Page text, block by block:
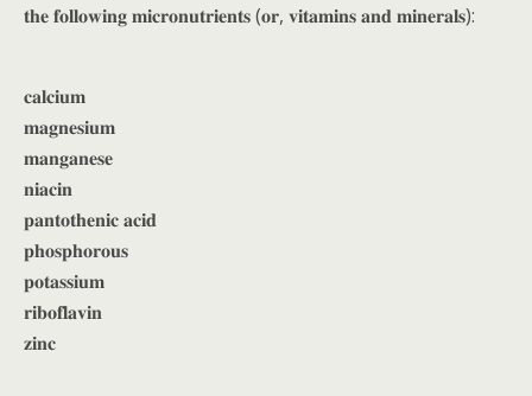
𝐭𝐡𝐞 𝐟𝐨𝐥𝐥𝐨𝐰𝐢𝐧𝐠 𝐦𝐢𝐜𝐫𝐨𝐧𝐮𝐭𝐫𝐢𝐞𝐧𝐭𝐬 (𝐨𝐫, 𝐯𝐢𝐭𝐚𝐦𝐢𝐧𝐬 𝐚𝐧𝐝 𝐦𝐢𝐧𝐞𝐫𝐚𝐥𝐬):
𝐜𝐚𝐥𝐜𝐢𝐮𝐦
𝐦𝐚𝐠𝐧𝐞𝐬𝐢𝐮𝐦
𝐦𝐚𝐧𝐠𝐚𝐧𝐞𝐬𝐞
𝐧𝐢𝐚𝐜𝐢𝐧
𝐩𝐚𝐧𝐭𝐨𝐭𝐡𝐞𝐧𝐢𝐜 𝐚𝐜𝐢𝐝
𝐩𝐡𝐨𝐬𝐩𝐡𝐨𝐫𝐨𝐮𝐬
𝐩𝐨𝐭𝐚𝐬𝐬𝐢𝐮𝐦
𝐫𝐢𝐛𝐨𝐟𝐥𝐚𝐯𝐢𝐧
𝐳𝐢𝐧𝐜